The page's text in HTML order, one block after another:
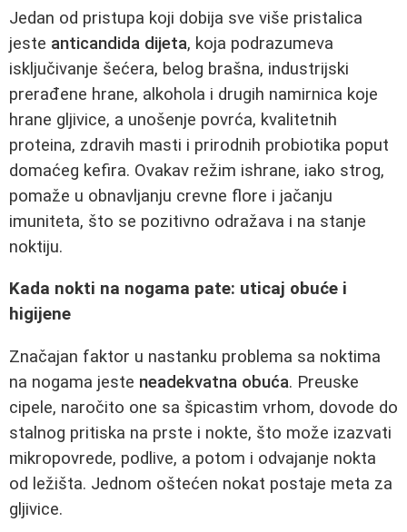
Jedan od pristupa koji dobija sve više pristalica
jeste anticandida dijeta, koja podrazumeva
isključivanje šećera, belog brašna, industrijski
prerađene hrane, alkohola i drugih namirnica koje
hrane gljivice, a unošenje povrća, kvalitetnih
proteina, zdravih masti i prirodnih probiotika poput
domaćeg kefira. Ovakav režim ishrane, iako strog,
pomaže u obnavljanju crevne flore i jačanju
imuniteta, što se pozitivno odražava i na stanje
noktiju.
Kada nokti na nogama pate: uticaj obuće i
higijene
Značajan faktor u nastanku problema sa noktima
na nogama jeste neadekvatna obuća. Preuske
cipele, naročito one sa špicastim vrhom, dovode do
stalnog pritiska na prste i nokte, što može izazvati
mikropovrede, podlive, a potom i odvajanje nokta
od ležišta. Jednom oštećen nokat postaje meta za
gljivice.